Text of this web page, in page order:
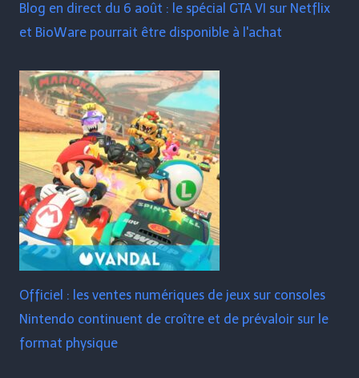
Blog en direct du 6 août : le spécial GTA VI sur Netflix
et BioWare pourrait être disponible à l'achat
Officiel : les ventes numériques de jeux sur consoles
Nintendo continuent de croître et de prévaloir sur le
format physique